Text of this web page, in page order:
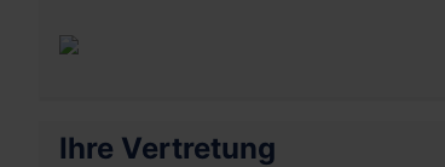
Ihre Vertretung